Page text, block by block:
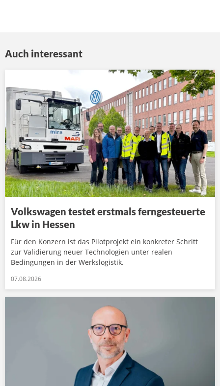
Auch interessant
Volkswagen testet erstmals ferngesteuerte
Lkw in Hessen
Für den Konzern ist das Pilotprojekt ein konkreter Schritt
zur Validierung neuer Technologien unter realen
Bedingungen in der Werkslogistik.
07.08.2026